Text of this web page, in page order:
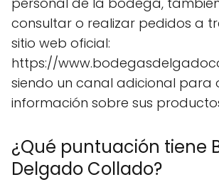
consultar o realizar pedidos a
sitio web oficial:
https://
siendo un canal adicional para
información sobre sus
¿Qué puntuación tiene
Delgado Collado?